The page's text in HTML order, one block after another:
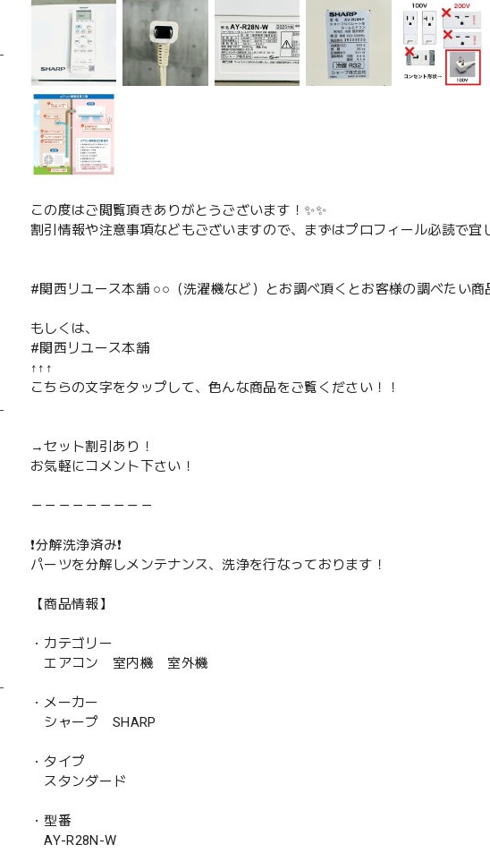
この度はご閲覧頂きありがとうございます！✨✨
割引情報や注意事項などもございますので、まずはプロフィール必読で宜
#関西リユース本舗 ○○（洗濯機など）とお調べ頂くとお客様の調べたい商
もしくは、
#関西リユース本舗
↑↑↑
こちらの文字をタップして、色んな商品をご覧ください！！
→セット割引あり！
お気軽にコメント下さい！
－－－－－－－－－
❗️分解洗浄済み❗️
パーツを分解しメンテナンス、洗浄を行なっております！
【商品情報】
・カテゴリー
エアコン 室内機 室外機
・メーカー
シャープ SHARP
・タイプ
スタンダード
・型番
AY-R28N-W